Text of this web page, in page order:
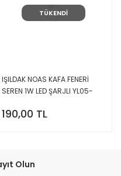
TÜKENDİ
IŞILDAK NOAS KAFA FENERİ
SEREN 1W LED ŞARJLI YL05-
190,00 TL
Olun